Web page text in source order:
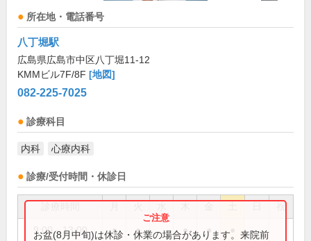
所在地・電話番号
八丁堀駅
広島県広島市中区八丁堀11-12
KMMビル7F/8F [地図]
082-225-7025
診療科目
内科 心療内科
診療/受付時間・休診日
祝
9:00～13:00 ● ● ● ●
お盆(8月中旬)は休診・休業の場合があります。来院前